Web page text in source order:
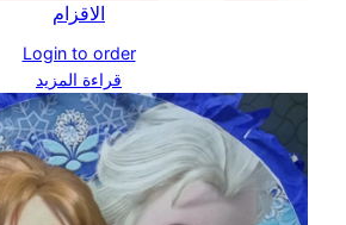
الاقزام
Login to order
قراءة المزيد